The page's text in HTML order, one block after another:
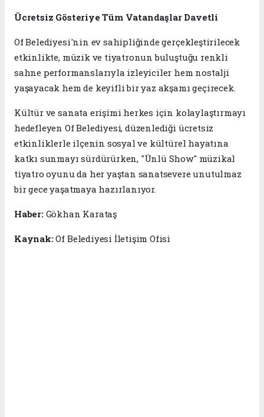
Ücretsiz Gösteriye Tüm Vatandaşlar Davetli
Of Belediyesi'nin ev sahipliğinde gerçekleştirilecek
etkinlikte, müzik ve tiyatronun buluştuğu renkli
sahne performanslarıyla izleyiciler hem nostalji
yaşayacak hem de keyifli bir yaz akşamı geçirecek.
Kültür ve sanata erişimi herkes için kolaylaştırmayı
hedefleyen Of Belediyesi, düzenlediği ücretsiz
etkinliklerle ilçenin sosyal ve kültürel hayatına
katkı sunmayı sürdürürken, "Ünlü Show" müzikal
tiyatro oyunu da her yaştan sanatsevere unutulmaz
bir gece yaşatmaya hazırlanıyor.
Haber:Gökhan Karataş
Kaynak:Of Belediyesi İletişim Ofisi